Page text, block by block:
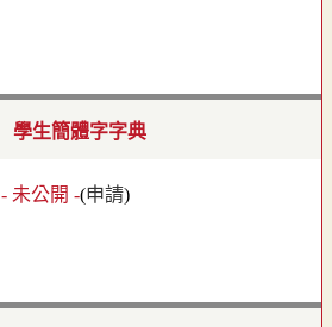
學生簡體字字典
- 未公開 -(申請)